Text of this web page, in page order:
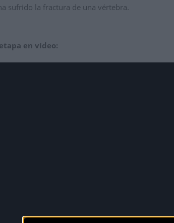
sufrido la fractura de una vértebra.
en vídeo: